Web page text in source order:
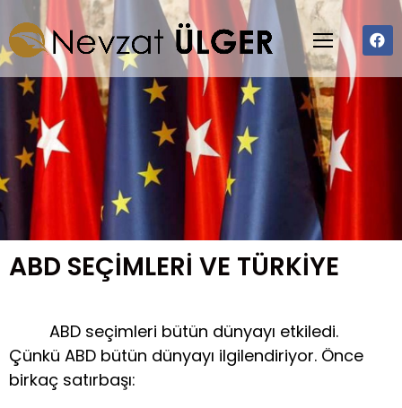
ABD SEÇİMLERİ VE TÜRKİYE
ABD seçimleri bütün dünyayı etkiledi.
Çünkü ABD bütün dünyayı ilgilendiriyor. Önce
birkaç satırbaşı: